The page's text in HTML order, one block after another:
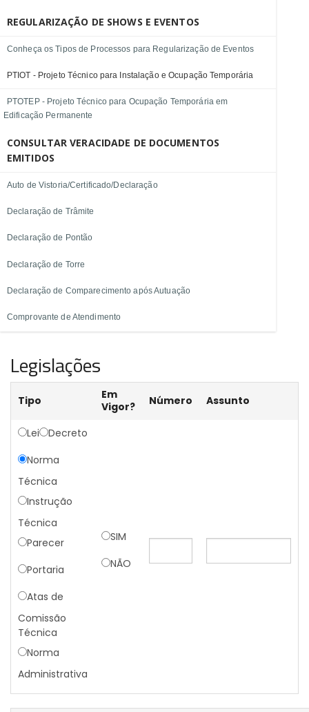
REGULARIZAÇÃO DE SHOWS E EVENTOS
Conheça os Tipos de Processos para Regularização de Eventos
PTIOT - Projeto Técnico para Instalação e Ocupação Temporária
PTOTEP - Projeto Técnico para Ocupação Temporária em
Edificação Permanente
CONSULTAR VERACIDADE DE DOCUMENTOS
EMITIDOS
Auto de Vistoria/Certificado/Declaração
Declaração de Trâmite
Declaração de Pontão
Declaração de Torre
Declaração de Comparecimento após Autuação
Comprovante de Atendimento
Legislações
Tipo
Em
Vigor?
Número Assunto
Lei
Decreto
Norma
Técnica
Instrução
Técnica
Parecer
Portaria
Atas de
Comissão
Técnica
Norma
Administrativa
SIM
NÃO